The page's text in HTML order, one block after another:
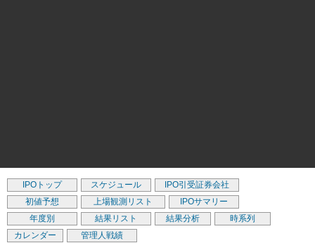
IPOトップ スケジュール
IPO引受証券会社
初値予想
上場観測リスト
IPOサマリー
年度別
結果リスト 結果分析
時系列
カレンダー
管理人戦績